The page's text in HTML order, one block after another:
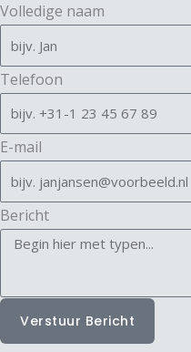
Volledige naam
Telefoon
E-mail
Bericht
Verstuur Bericht